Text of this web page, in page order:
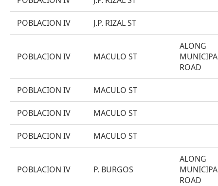
POBLACION IV J.P. RIZAL ST
POBLACION IV MACULO ST
ALONG
ROAD
POBLACION IV MACULO ST
POBLACION IV MACULO ST
POBLACION IV MACULO ST
POBLACION IV P. BURGOS
ALONG
ROAD